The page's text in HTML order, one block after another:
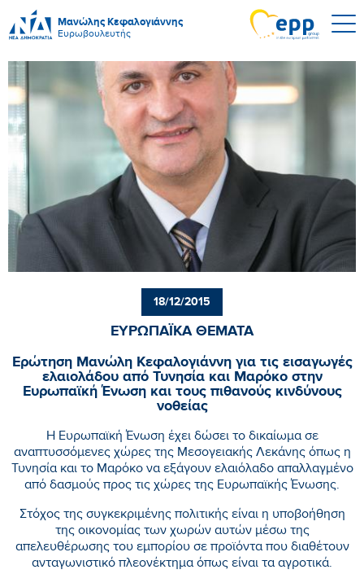
Μανώλης Κεφαλογιάννης
Ευρωβουλευτής
18/12/2015
ΕΥΡΩΠΑΪΚΑ ΘΕΜΑΤΑ
Ερώτηση Μανώλη Κεφαλογιάννη για τις εισαγωγές
ελαιολάδου από Τυνησία και Μαρόκο στην
Ευρωπαϊκή Ένωση και τους πιθανούς κινδύνους
νοθείας
Η Ευρωπαϊκή Ένωση έχει δώσει το δικαίωμα σε
αναπτυσσόμενες χώρες της Μεσογειακής Λεκάνης όπως η
Τυνησία και το Μαρόκο να εξάγουν ελαιόλαδο απαλλαγμένο
από δασμούς προς τις χώρες της Ευρωπαϊκής Ένωσης.
Στόχος της συγκεκριμένης πολιτικής είναι η υποβοήθηση
της οικονομίας των χωρών αυτών μέσω της
απελευθέρωσης του εμπορίου σε προϊόντα που διαθέτουν
ανταγωνιστικό πλεονέκτημα όπως είναι τα αγροτικά.